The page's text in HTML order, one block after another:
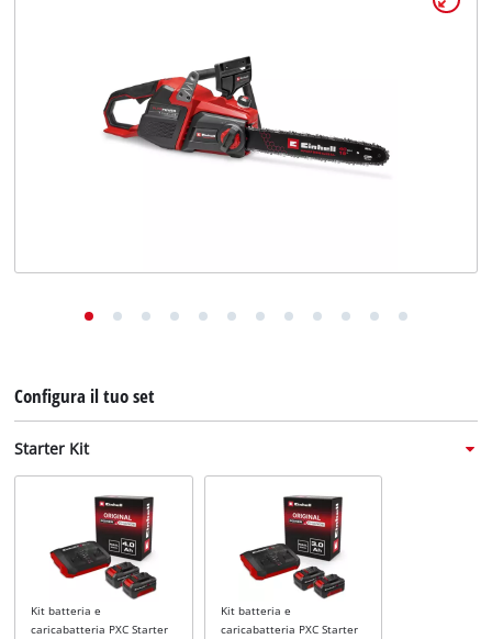
Deutsch
Configura il tuo set
Starter Kit
Kit batteria e
caricabatteria PXC Starter
Kit batteria e
caricabatteria PXC Starter